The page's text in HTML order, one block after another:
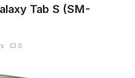
Tab S (SM-
0